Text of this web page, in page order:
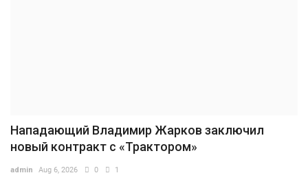
Нападающий Владимир Жарков заключил
новый контракт с «Трактором»
admin Aug 6, 2026 0 1